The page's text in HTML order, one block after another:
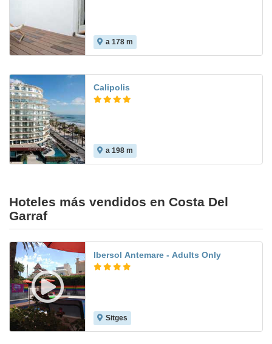
a 178 m
Calipolis
a 198 m
Hoteles más vendidos en Costa Del
Garraf
Ibersol Antemare - Adults Only
Sitges